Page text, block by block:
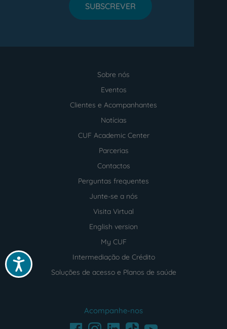
Acessibilidade
SUBSCREVER
Sobre nós
Eventos
Clientes e Acompanhantes
Notícias
CUF Academic Center
Parcerias
Contactos
Perguntas frequentes
Junte-se a nós
Visita Virtual
English version
My CUF
Intermediação de Crédito
Soluções de acesso e Planos de saúde
Acompanhe-nos
FacebookInstagramLinkedInTikTokYoutube